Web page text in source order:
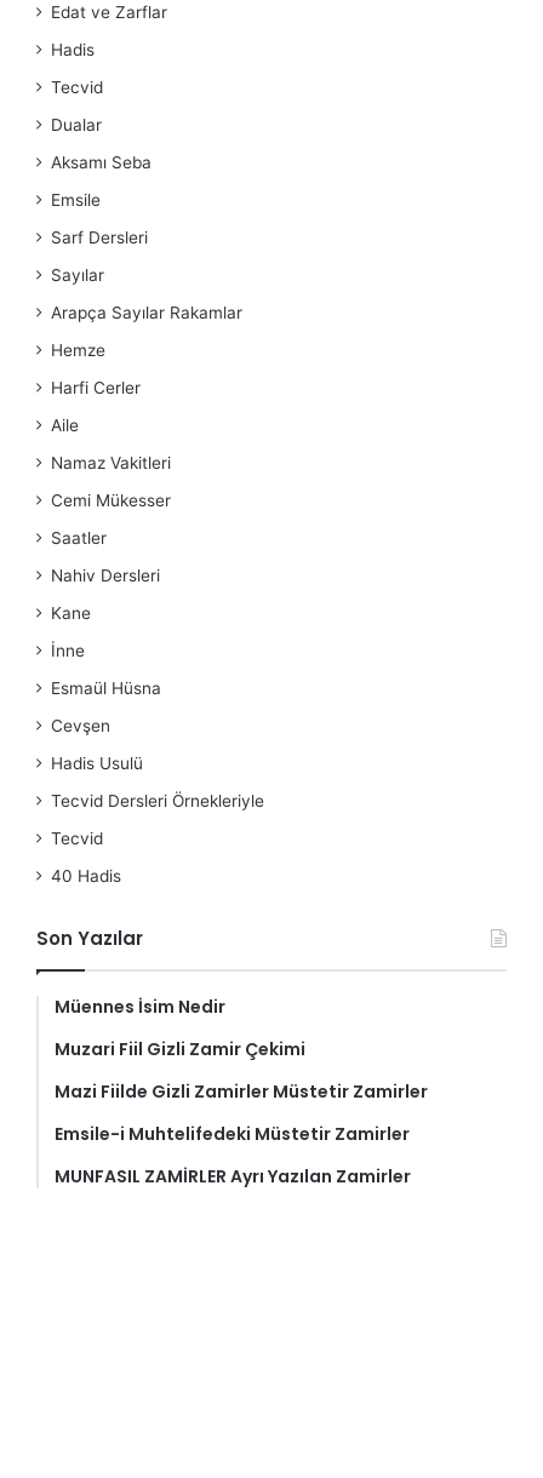
Edat ve Zarflar
Hadis
Tecvid
Dualar
Aksamı Seba
Emsile
Sarf Dersleri
Sayılar
Arapça Sayılar Rakamlar
Hemze
Harfi Cerler
Aile
Namaz Vakitleri
Cemi Mükesser
Saatler
Nahiv Dersleri
Kane
İnne
Esmaül Hüsna
Cevşen
Hadis Usulü
Tecvid Dersleri Örnekleriyle
Tecvid
40 Hadis
Son Yazılar
Müennes İsim Nedir
Muzari Fiil Gizli Zamir Çekimi
Mazi Fiilde Gizli Zamirler Müstetir Zamirler
Emsile-i Muhtelifedeki Müstetir Zamirler
MUNFASIL ZAMİRLER Ayrı Yazılan Zamirler